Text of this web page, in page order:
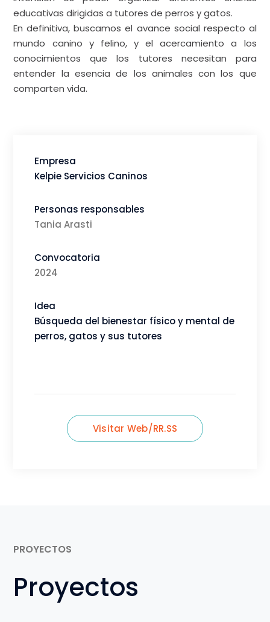
educativas dirigidas a tutores de perros y gatos.
En definitiva, buscamos el avance social respecto al
mundo canino y felino, y el acercamiento a los
conocimientos que los tutores necesitan para
entender la esencia de los animales con los que
comparten vida.
Empresa
Kelpie Servicios Caninos
Personas responsables
Tania Arasti
Convocatoria
2024
Idea
Búsqueda del bienestar físico y mental de
perros, gatos y sus tutores
Visitar Web/RR.SS
PROYECTOS
Proyectos